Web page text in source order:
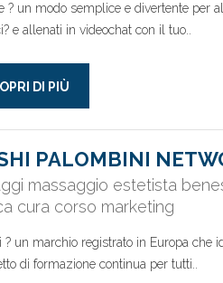
? un modo semplice e divertente per
e allenati in videochat con il tuo..
DI PIÙ
PALOMBINI
massaggio estetista
cura corso marketing
? un marchio registrato in Europa che
di formazione continua per tutti..